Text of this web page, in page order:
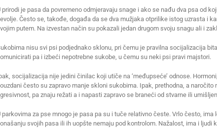
prirodi je pasa da povremeno odmjeravaju snage i ako se nađu dva psa od
Često se, takođe, događa da se dva mužjaka otprilike istog uzrasta i
putem. Na izvestan način su pokazali jedan drugom svoju snagu ali i
nisu svi psi podjednako sklonu, pri čemu je pravilna socijalizacija
pa i izbeći nepotrebne sukobe, u čemu su neki psi pravi majstori.
socijalizacija nije jedini činilac koji utiče na ‘međupseće’ odnose.
često su zapravo manje skloni sukobima. Ipak, prethodna, a
pa znaju režati a i napasti zapravo se braneći od stvarne ili
parkovima za pse mnogo je pasa pa su i tuče relativno česte. Vrlo često,
svojih pasa ili ih uopšte nemaju pod kontrolom. Nažalost, ima i